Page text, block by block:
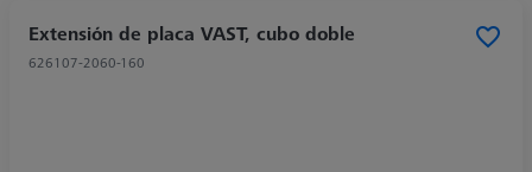
Extensión de placa VAST, cubo doble
626107-2060-160